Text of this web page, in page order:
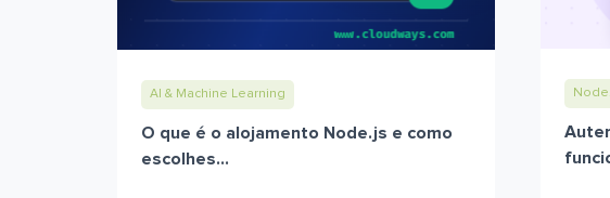
AI & Machine Learning
O que é o alojamento Node.js e como
escolhes...